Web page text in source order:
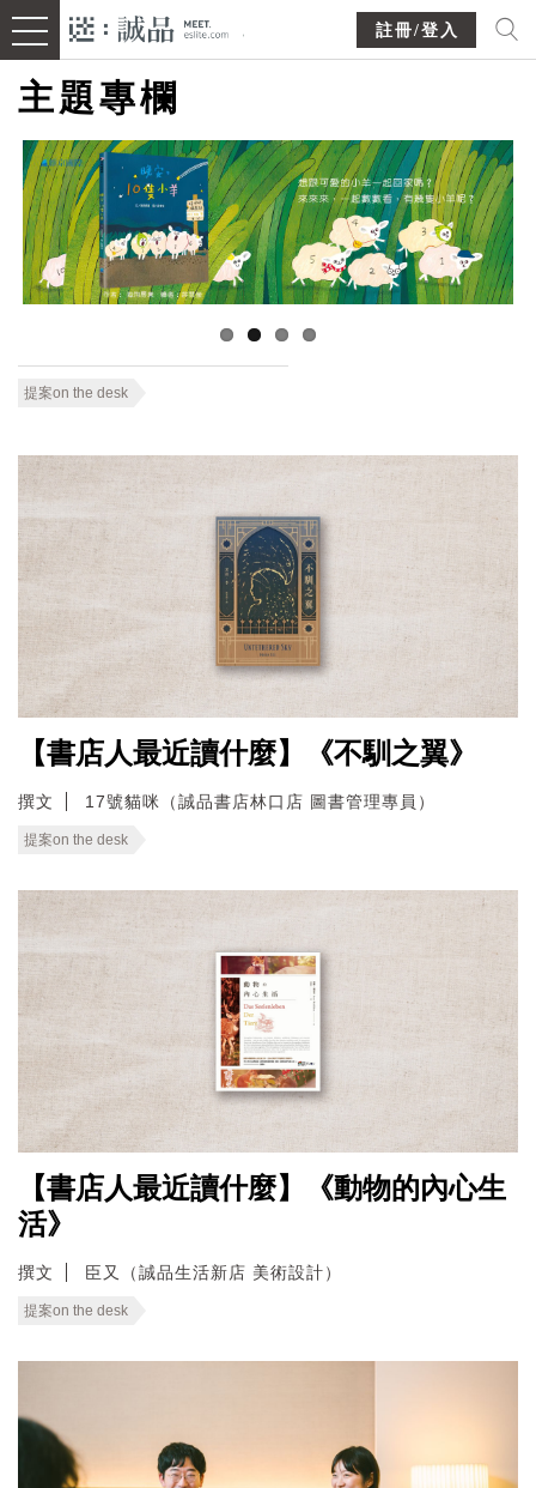
註冊/登入
主題專欄
提案on the desk
【書店人最近讀什麼】《不馴之翼》
撰文 17號貓咪（誠品書店林口店 圖書管理專員）
提案on the desk
【書店人最近讀什麼】《動物的內心生
活》
撰文 臣又（誠品生活新店 美術設計）
提案on the desk